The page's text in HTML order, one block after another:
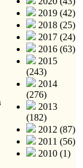
2019 (42)
2018 (25)
2017 (24)
2016 (63)
2015
(243)
2014
(276)
2013
(182)
2012 (87)
2011 (56)
2010 (1)